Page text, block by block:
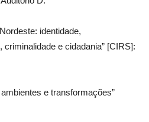
identidade,
e cidadania” [CIRS]:
e transformações”